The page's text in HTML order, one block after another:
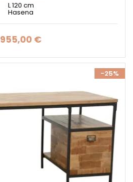
L 120 cm
Hasena
Prix
955,00 €
-25%